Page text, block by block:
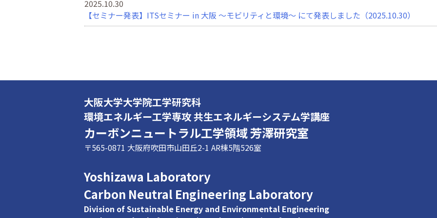
2025.10.30
【セミナー発表】ITSセミナー in 大阪 ～モビリティと環境～ にて発表しました（2025.10.30）
【研究発表】電気学会 電力・エネルギー部門大会で研究成果を発表しました
2025.9.8
【掲載】電気学会誌に積水化学工業のペロブスカイト太陽電池取材記事
2025.4.18
研究室に学部生が配属されました（2025/04/18）
2025.3.31
U.S.-Japan Exchange Program for Green Growth Collaboration through Clean Energy
ターにて開催しました（2025/03/27-03/28）
大阪大学大学院工学研究科
環境エネルギー工学専攻 共生エネルギーシステム学講座
カーボンニュートラル工学領域 芳澤研究室
〒565-0871 大阪府吹田市山田丘2-1 AR棟5階526室
Yoshizawa Laboratory
Carbon Neutral Engineering Laboratory
Division of Sustainable Energy and Environmental Engineering